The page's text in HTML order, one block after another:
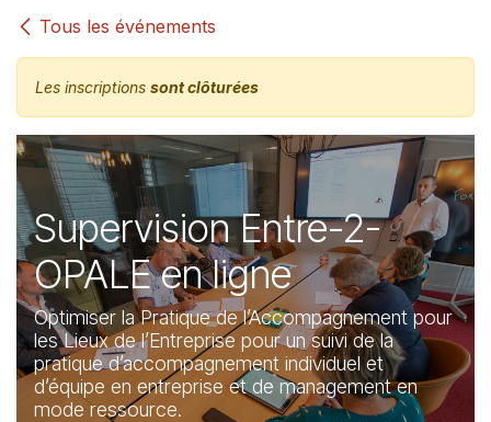
Tous les événements
Les inscriptions sont clôturées
Supervision Entre-2-
OPALE en ligne
Optimiser la Pratique de l’Accompagnement pour
les Lieux de l’Entreprise pour un suivi de la
pratique d’accompagnement individuel et
d’équipe en entreprise et de management en
mode ressource.